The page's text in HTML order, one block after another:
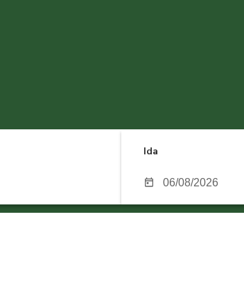
Ida